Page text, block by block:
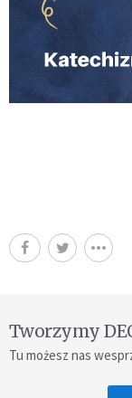
Tworzymy
Tu możesz nas